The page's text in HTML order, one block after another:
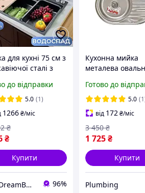
для кухні 75 см з
сталі з
мийки Nano-
до відправки
5.0 (1)
1266₴/міс
₴
₴
Купити
🏠✨ DreamBuy ✨🏠 96%
Кухонна мийка
металева
нержавіючої
овальної форми
крилом раковина
кухні satin 0.8
Готово до
5.0
від 172 ₴/міс
1 725 ₴
3 450 ₴
Купити
Plumbing